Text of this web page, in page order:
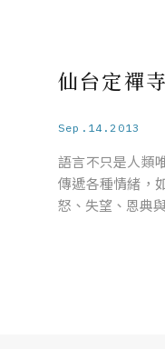
仙台定禪
Sep.14.2013
語言不只是人類
傳遞各種情緒，
怒、失望、恩典